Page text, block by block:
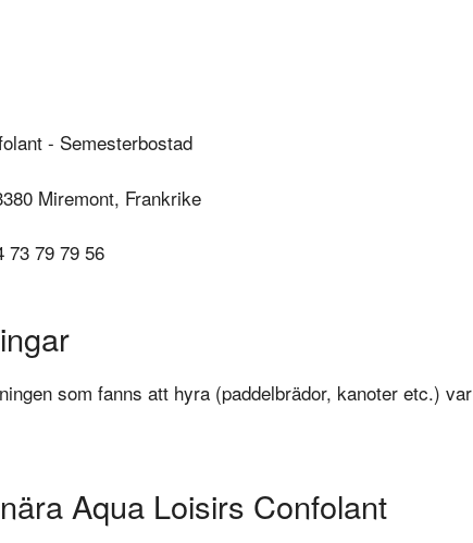
- Semesterbostad
Miremont, Frankrike
73 79 79 56
som fanns att hyra (paddelbrädor, kanoter etc.) var
Aqua Loisirs Confolant